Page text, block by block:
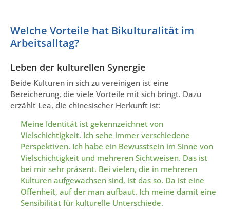
Welche Vorteile hat Bikulturalität im
Arbeitsalltag?
Leben der kulturellen Synergie
Beide Kulturen in sich zu vereinigen ist eine
Bereicherung, die viele Vorteile mit sich bringt. Dazu
erzählt Lea, die chinesischer Herkunft ist:
Meine Identität ist gekennzeichnet von
Vielschichtigkeit. Ich sehe immer verschiedene
Perspektiven. Ich habe ein Bewusstsein im Sinne von
Vielschichtigkeit und mehreren Sichtweisen. Das ist
bei mir sehr präsent. Bei vielen, die in mehreren
Kulturen aufgewachsen sind, ist das so. Da ist eine
Offenheit, auf der man aufbaut. Ich meine damit eine
Sensibilität für kulturelle Unterschiede.